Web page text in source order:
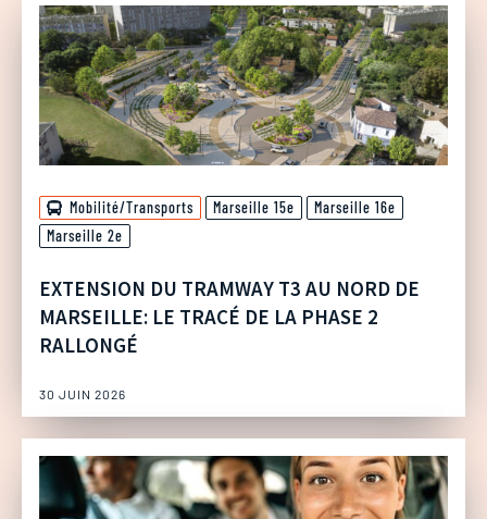
Mobilité/Transports Marseille 15e
Marseille 16e
Marseille 2e
EXTENSION DU TRAMWAY T3 AU NORD DE
MARSEILLE: LE TRACÉ DE LA PHASE 2
RALLONGÉ
30 JUIN 2026